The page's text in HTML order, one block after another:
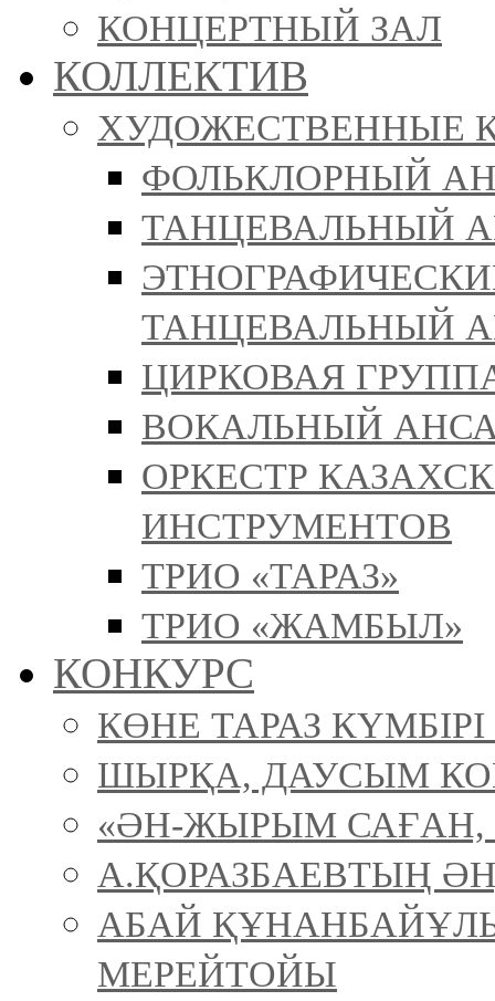
КОНЦЕРТНЫЙ ЗАЛ
КОЛЛЕКТИВ
ХУДОЖЕСТВЕННЫЕ
ФОЛЬКЛОРНЫЙ
ТАНЦЕВАЛЬНЫЙ
ТАНЦЕВАЛЬНЫЙ
ЦИРКОВАЯ
ВОКАЛЬНЫЙ
ОРКЕСТР
ИНСТРУМЕНТОВ
ТРИО «ТАРАЗ»
ТРИО «ЖАМБЫЛ»
КОНКУРС
КӨНЕ ТАРАЗ
ШЫРҚА, ДАУСЫМ
«ӘН-ЖЫРЫМ САҒАН,
А.ҚОРАЗБАЕВТЫҢ
АБАЙ
МЕРЕЙТОЙЫ